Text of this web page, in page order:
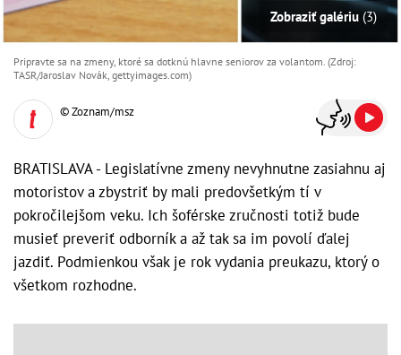
Zobraziť galériu (3)
Pripravte sa na zmeny, ktoré sa dotknú hlavne seniorov za volantom. (Zdroj:
TASR/Jaroslav Novák, gettyimages.com)
© Zoznam/msz
BRATISLAVA - Legislatívne zmeny nevyhnutne zasiahnu aj
motoristov a zbystriť by mali predovšetkým tí v
pokročilejšom veku. Ich šoférske zručnosti totiž bude
musieť preveriť odborník a až tak sa im povolí ďalej
jazdiť. Podmienkou však je rok vydania preukazu, ktorý o
všetkom rozhodne.